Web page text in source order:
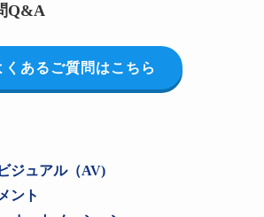
Q&A
くあるご質問はこちら
ジュアル（AV)
ント